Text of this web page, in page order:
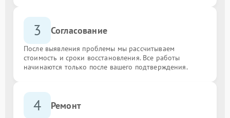
3 Согласование
После выявления проблемы мы рассчитываем
стоимость и сроки восстановления. Все работы
начинаются только после вашего подтверждения.
4 Ремонт